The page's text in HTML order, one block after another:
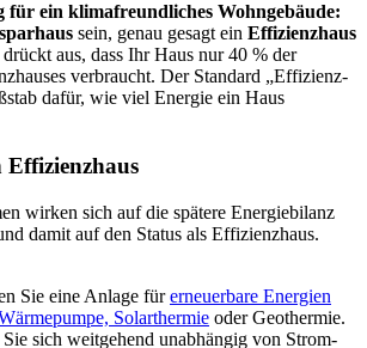
für ein klimafreundliches Wohn­gebäude:
sein, genau gesagt ein Effizienz­haus
aus, dass Ihr Haus nur 40 % der
verbraucht. Der Standard „Effizienz­
dafür, wie viel Energie ein Haus
Effizienzhaus
wirken sich auf die spätere Energie­bilanz
damit auf den Status als Effizienz­haus.
Sie eine Anlage fürerneuer­bare Energien
Solar­thermie oder Geo­thermie.
sich weit­gehend unabhängig von Strom-